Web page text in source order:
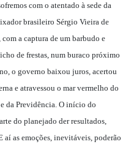
com o atentado à sede da
brasileiro Sérgio Vieira de
a captura de um barbudo e
de frestas, num buraco próximo
o governo baixou juros, acertou
e atravessou o mar vermelho do
da Previdência. O início do
do planejado der resultados,
aí as emoções, inevitáveis, poderão